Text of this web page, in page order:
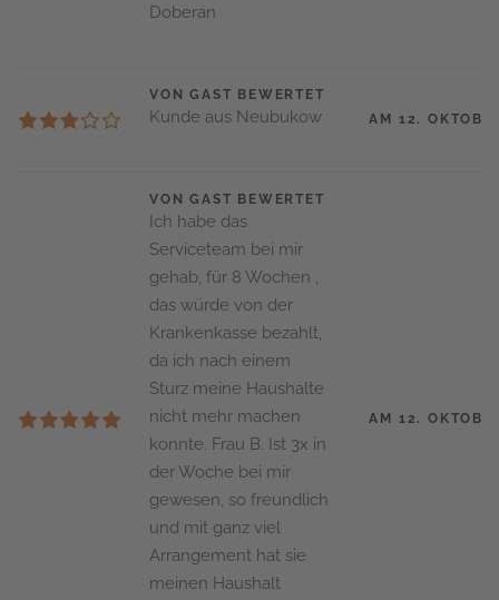
Doberan
VON GAST BEWERTET
Kunde aus Neubukow AM 12.
VON GAST BEWERTET
Ich habe das
Serviceteam bei mir
gehab, für 8 Wochen ,
das würde von der
Krankenkasse bezahlt,
da ich nach einem
Sturz meine Haushalte
nicht mehr machen
konnte. Frau B. Ist 3x in
der Woche bei mir
gewesen, so freundlich
und mit ganz viel
Arrangement hat sie
meinen Haushalt
AM 12.